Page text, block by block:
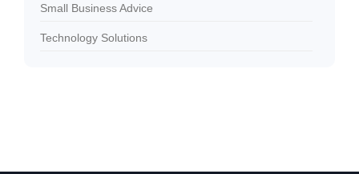
Small Business Advice
Technology Solutions